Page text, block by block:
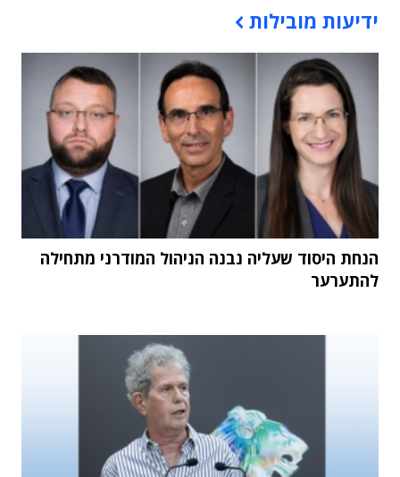
ידיעות מובילות
הנחת היסוד שעליה נבנה הניהול המודרני מתחילה
להתערער